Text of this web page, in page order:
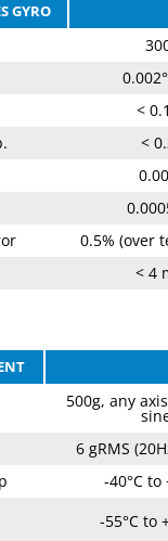
GYRO
<
<
0.5% (over
< 4
500g, any
6 gRMS
-40°C to
-55°C to